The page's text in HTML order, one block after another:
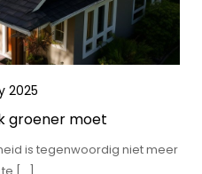
2025
groener moet
is tegenwoordig niet meer